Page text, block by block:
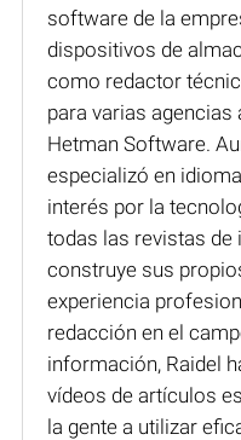
software de la
dispositivos de
como redactor
para varias agencias
Hetman Software.
especializó en
interés por la
todas las revistas de
construye sus
experiencia
redacción en el
información, Raidel
vídeos de artículos
la gente a utilizar